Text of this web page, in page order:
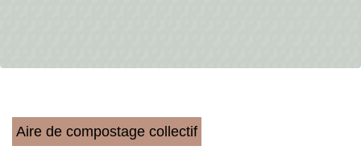
Aire de compostage collectif